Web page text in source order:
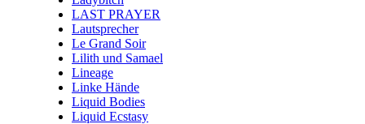
LAST PRAYER
Lautsprecher
Le Grand Soir
Lilith und Samael
Lineage
Linke Hände
Liquid Bodies
Liquid Ecstasy